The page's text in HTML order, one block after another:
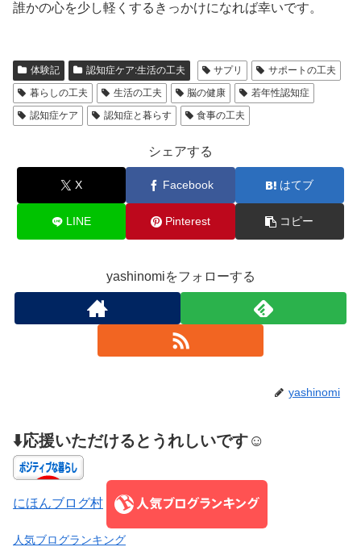
誰かの心を少し軽くするきっかけになれば幸いです。
体験記 認知症ケア:生活の工夫 サプリ
サポートの工夫
暮らしの工夫
生活の工夫 脳の健康
若年性認知症
認知症ケア
認知症と暮らす 食事の工夫
シェアする
X Facebook はてブ
LINE Pinterest コピー
yashinomiをフォローする
yashinomi
⬇️応援いただけるとうれしいです☺️
にほんブログ村
人気ブログランキング